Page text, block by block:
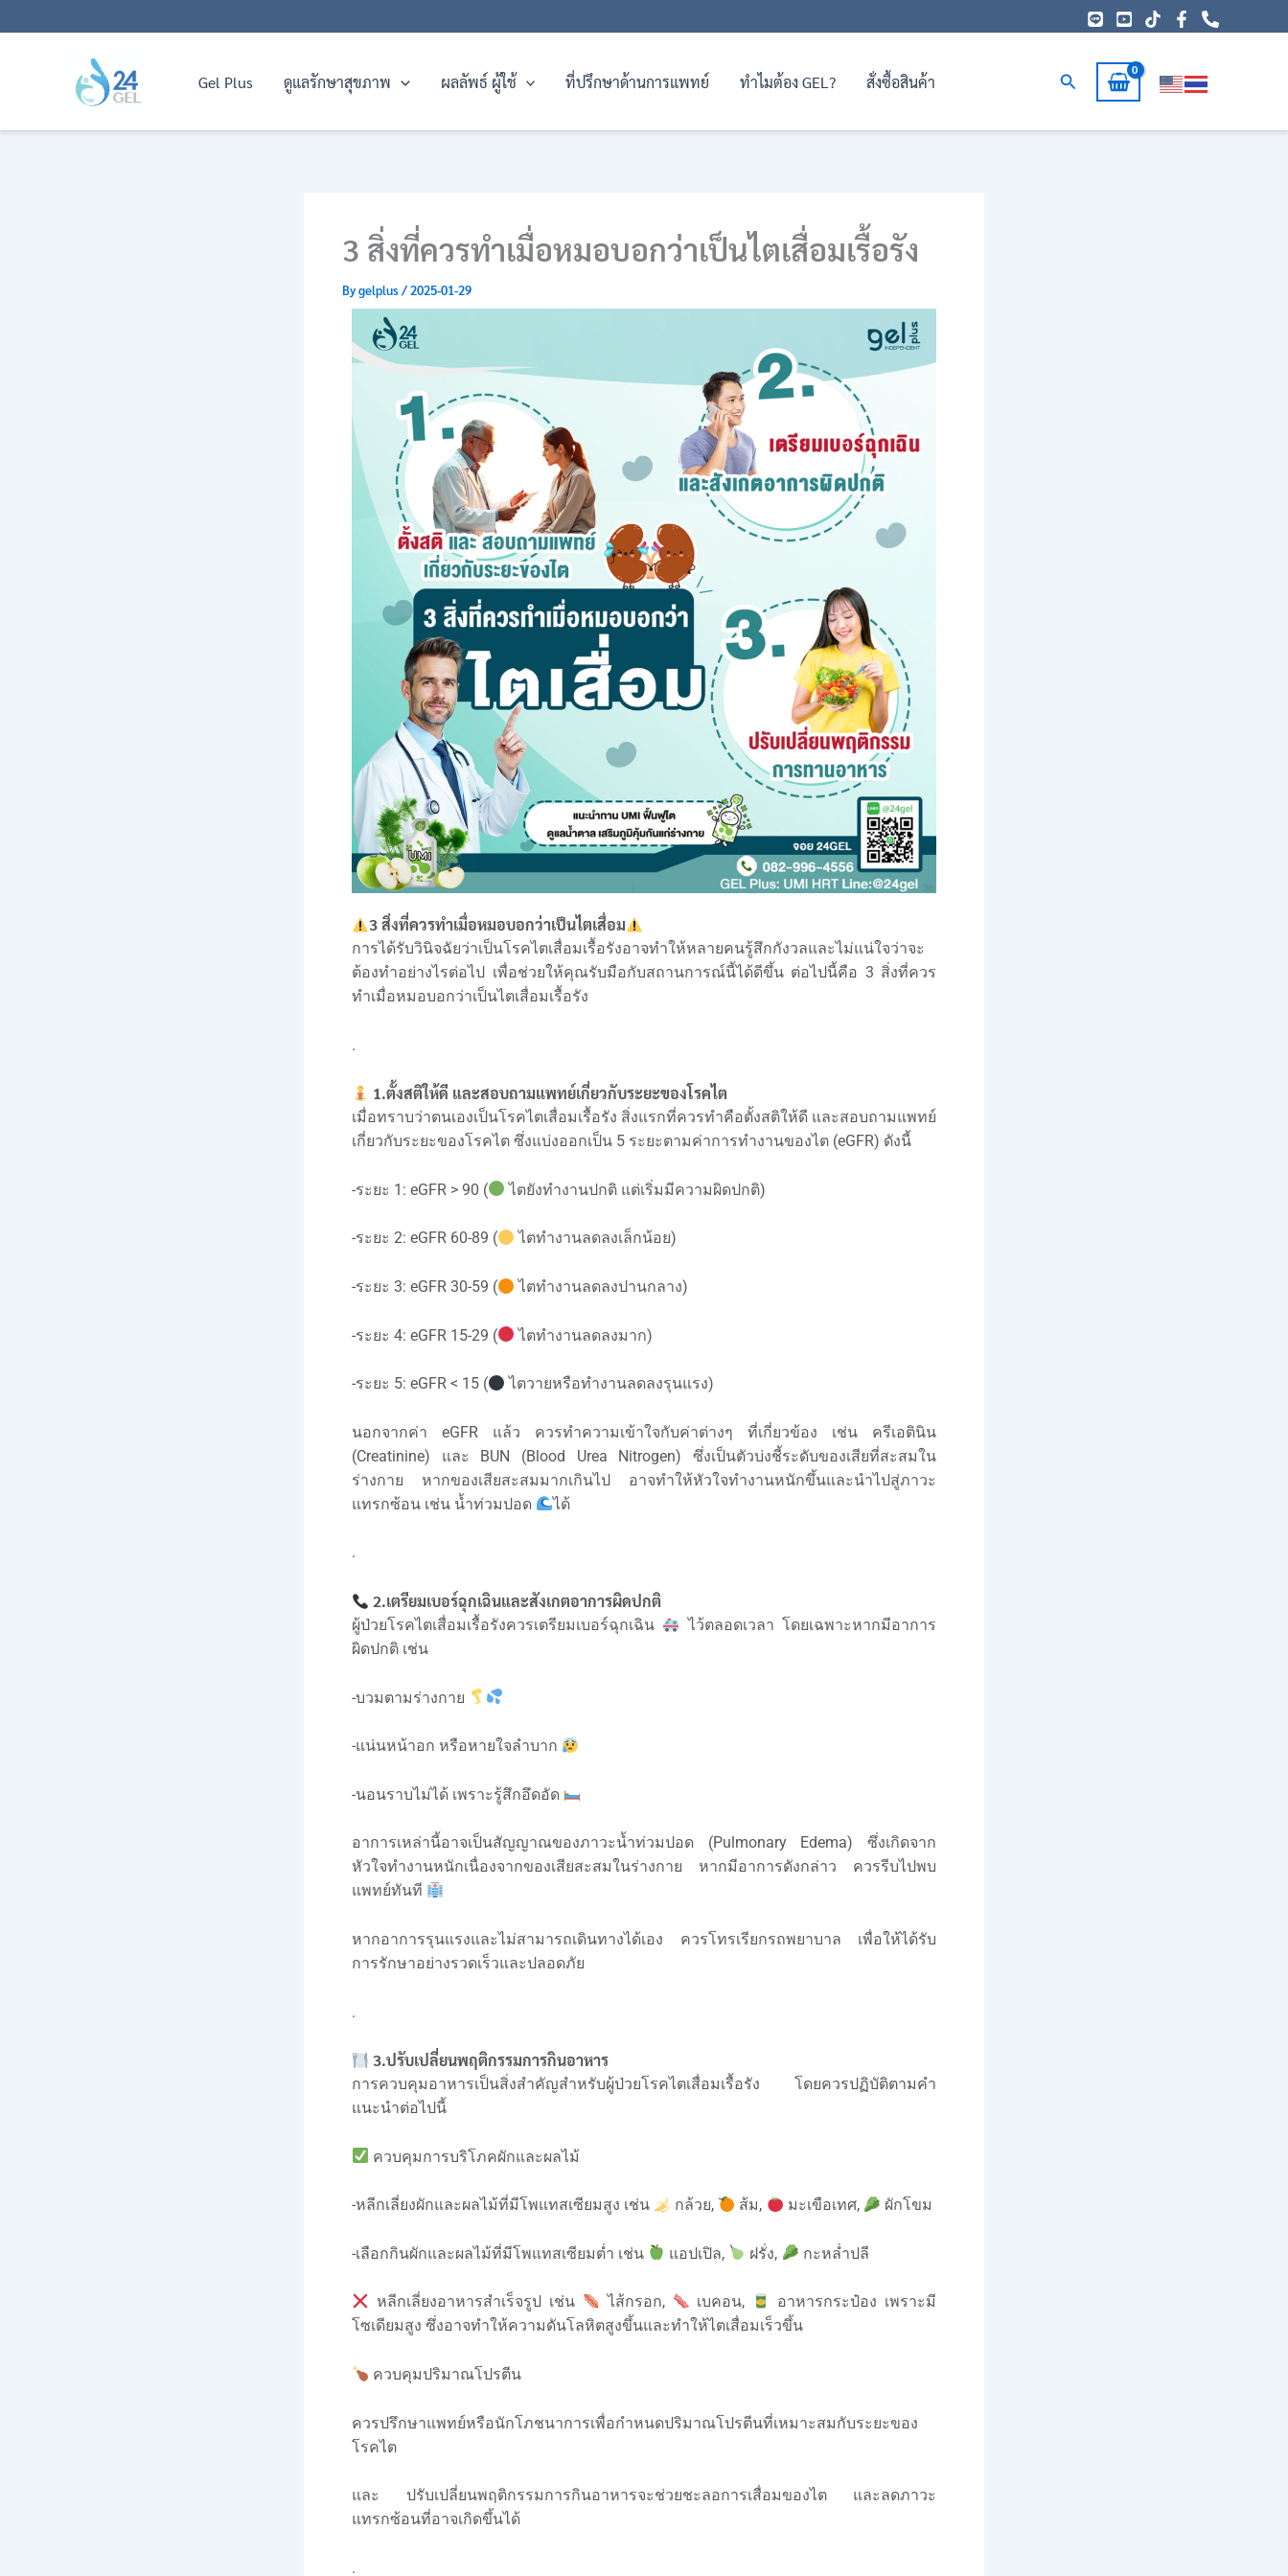
to
Gel Plus
ดูแลรักษาสุขภาพ ผลลัพธ์ ผู้ใช้ ที่ปรึกษาด้านการแพทย์ ทำไมต้อง GEL? สั่งซื้อสินค้า Search
3 สิ่งที่ควรทำเมื่อหมอบอกว่าเป็นไตเสื่อมเรื้อรัง
Bygelplus/2025-01-29
3 สิ่งที่ควรทำเมื่อหมอบอกว่าเป็นไตเสื่อม
การได้รับวินิจฉัยว่าเป็นโรคไตเสื่อมเรื้อรังอาจทำให้หลายคนรู้สึกกังวลและไม่แน่ใจว่าจะ
ต้องทำอย่างไรต่อไป เพื่อช่วยให้คุณรับมือกับสถานการณ์นี้ได้ดีขึ้น ต่อไปนี้คือ 3 สิ่งที่ควร
ทำเมื่อหมอบอกว่าเป็นไตเสื่อมเรื้อรัง
.
‍ 1.ตั้งสติให้ดี และสอบถามแพทย์เกี่ยวกับระยะของโรคไต
เมื่อทราบว่าตนเองเป็นโรคไตเสื่อมเรื้อรัง สิ่งแรกที่ควรทำคือตั้งสติให้ดี และสอบถามแพทย์
เกี่ยวกับระยะของโรคไต ซึ่งแบ่งออกเป็น 5 ระยะตามค่าการทำงานของไต (eGFR) ดังนี้
-ระยะ 1: eGFR > 90 ( ไตยังทำงานปกติ แต่เริ่มมีความผิดปกติ)
-ระยะ 2: eGFR 60-89 ( ไตทำงานลดลงเล็กน้อย)
-ระยะ 3: eGFR 30-59 ( ไตทำงานลดลงปานกลาง)
-ระยะ 4: eGFR 15-29 ( ไตทำงานลดลงมาก)
-ระยะ 5: eGFR < 15 ( ไตวายหรือทำงานลดลงรุนแรง)
นอกจากค่า eGFR แล้ว ควรทำความเข้าใจกับค่าต่างๆ ที่เกี่ยวข้อง เช่น ครีเอตินิน
(Creatinine) และ BUN (Blood Urea Nitrogen) ซึ่งเป็นตัวบ่งชี้ระดับของเสียที่สะสมใน
ร่างกาย หากของเสียสะสมมากเกินไป อาจทำให้หัวใจทำงานหนักขึ้นและนำไปสู่ภาวะ
แทรกซ้อน เช่น น้ำท่วมปอด
ได้
.
2.เตรียมเบอร์ฉุกเฉินและสังเกตอาการผิดปกติ
ผู้ป่วยโรคไตเสื่อมเรื้อรังควรเตรียมเบอร์ฉุกเฉิน
ไว้ตลอดเวลา โดยเฉพาะหากมีอาการ
ผิดปกติ เช่น
-บวมตามร่างกาย
-แน่นหน้าอก หรือหายใจลำบาก
-นอนราบไม่ได้ เพราะรู้สึกอึดอัด
อาการเหล่านี้อาจเป็นสัญญาณของภาวะน้ำท่วมปอด (Pulmonary Edema) ซึ่งเกิดจาก
หัวใจทำงานหนักเนื่องจากของเสียสะสมในร่างกาย หากมีอาการดังกล่าว ควรรีบไปพบ
แพทย์ทันที
หากอาการรุนแรงและไม่สามารถเดินทางได้เอง ควรโทรเรียกรถพยาบาล เพื่อให้ได้รับ
การรักษาอย่างรวดเร็วและปลอดภัย
.
3.ปรับเปลี่ยนพฤติกรรมการกินอาหาร
การควบคุมอาหารเป็นสิ่งสำคัญสำหรับผู้ป่วยโรคไตเสื่อมเรื้อรัง โดยควรปฏิบัติตามคำ
แนะนำต่อไปนี้
ควบคุมการบริโภคผักและผลไม้
-หลีกเลี่ยงผักและผลไม้ที่มีโพแทสเซียมสูง เช่น กล้วย, ส้ม, มะเขือเทศ, ผักโขม
-เลือกกินผักและผลไม้ที่มีโพแทสเซียมต่ำ เช่น แอปเปิล, ฝรั่ง, กะหล่ำปลี
หลีกเลี่ยงอาหารสำเร็จรูป เช่น ไส้กรอก, เบคอน,
อาหารกระป๋อง เพราะมี
โซเดียมสูง ซึ่งอาจทำให้ความดันโลหิตสูงขึ้นและทำให้ไตเสื่อมเร็วขึ้น
ควบคุมปริมาณโปรตีน
ควรปรึกษาแพทย์หรือนักโภชนาการเพื่อกำหนดปริมาณโปรตีนที่เหมาะสมกับระยะของ
โรคไต
และ ปรับเปลี่ยนพฤติกรรมการกินอาหารจะช่วยชะลอการเสื่อมของไต และลดภาวะ
แทรกซ้อนที่อาจเกิดขึ้นได้
.